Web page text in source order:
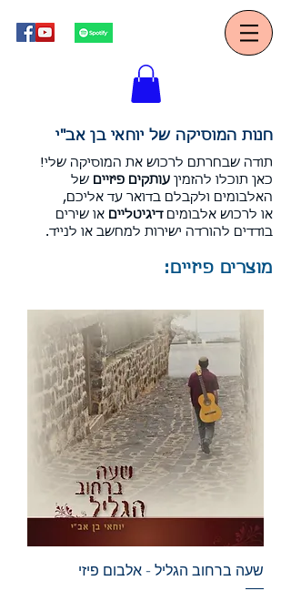
חנות המוסיקה של יוחאי בן אב"י
תודה שבחרתם לרכוש את המוסיקה שלי!
כאן תוכלו להזמין עותקים פיזיים של
האלבומים ולקבלם בדואר עד אליכם,
או לרכוש אלבומיםדיגיטליים או שירים
בודדים להורדה ישירות למחשב או לנייד.
מוצרים פיזיים:
שעה ברחוב הגליל - אלבום פיזי